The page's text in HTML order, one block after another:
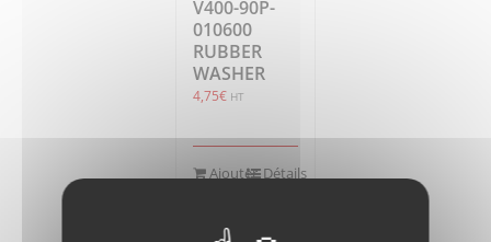
V400-90P-
010600
RUBBER
WASHER
4,75€ HT
Ajouter Détails